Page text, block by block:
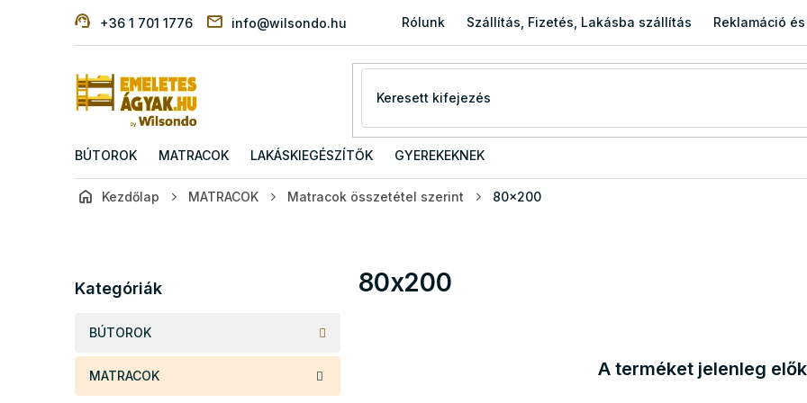
+36 1 701 1776 info@wilsondo.hu Rólunk Szállítás, Fizetés, Lakásba szállítás Reklamáció
BÚTOROK MATRACOK LAKÁSKIEGÉSZÍTŐK GYEREKEKNEK
Kezdőlap MATRACOK Matracok összetétel szerint 80x200
a
p
átugrása
Kategóriák
BÚTOROK
MATRACOK
80x200
A terméket jelenleg